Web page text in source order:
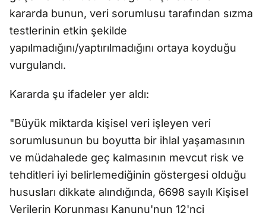
kararda bunun, veri sorumlusu tarafından sızma
testlerinin etkin şekilde
yapılmadığını/yaptırılmadığını ortaya koyduğu
vurgulandı.
Kararda şu ifadeler yer aldı:
"Büyük miktarda kişisel veri işleyen veri
sorumlusunun bu boyutta bir ihlal yaşamasının
ve müdahalede geç kalmasının mevcut risk ve
tehditleri iyi belirlemediğinin göstergesi olduğu
hususları dikkate alındığında, 6698 sayılı Kişisel
Verilerin Korunması Kanunu'nun 12'nci